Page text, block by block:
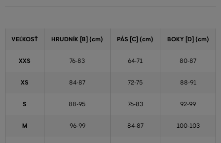
VEĽKOSŤ HRUDNÍK [B] (cm) PÁS [C] (cm) BOKY [D] (cm)
XXS 76-83 64-71 80-87
XS 84-87 72-75 88-91
S 88-95 76-83 92-99
M 96-99 84-87 100-103